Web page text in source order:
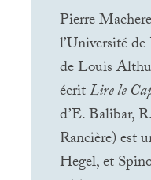
Pierre
l’Université
de Louis
écritLire le
d’E. Balibar,
Rancière) est
Hegel, et